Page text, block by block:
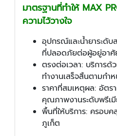
มาตรฐานที่ทำให้ MAX
ความไว้วางใจ
อุปกรณ์และน้ำยาระดั
ที่ปลอดภัยต่อผู้อยู่อาศั
ตรงต่อเวลา: บริการ
ทำงานเสร็จสิ้นตามกำ
ราคาที่สมเหตุผล: อัตร
คุณภาพงานระดับพรีเ
พื้นที่ให้บริการ: ครอบค
ภูเก็ต